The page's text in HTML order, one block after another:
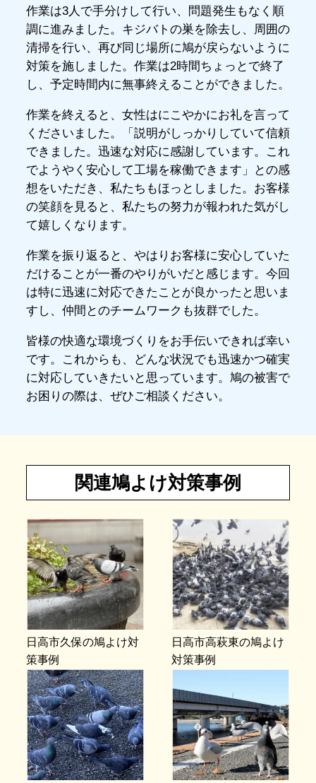
作業は3人で手分けして行い、問題発生もなく順
調に進みました。キジバトの巣を除去し、周囲の
清掃を行い、再び同じ場所に鳩が戻らないように
対策を施しました。作業は2時間ちょっとで終了
し、予定時間内に無事終えることができました。
作業を終えると、女性はにこやかにお礼を言って
くださいました。「説明がしっかりしていて信頼
できました。迅速な対応に感謝しています。これ
でようやく安心して工場を稼働できます」との感
想をいただき、私たちもほっとしました。お客様
の笑顔を見ると、私たちの努力が報われた気がし
て嬉しくなります。
作業を振り返ると、やはりお客様に安心していた
だけることが一番のやりがいだと感じます。今回
は特に迅速に対応できたことが良かったと思いま
すし、仲間とのチームワークも抜群でした。
皆様の快適な環境づくりをお手伝いできれば幸い
です。これからも、どんな状況でも迅速かつ確実
に対応していきたいと思っています。鳩の被害で
お困りの際は、ぜひご相談ください。
関連鳩よけ対策事例
日高市久保の鳩よけ対
策事例
日高市高萩東の鳩よけ
対策事例